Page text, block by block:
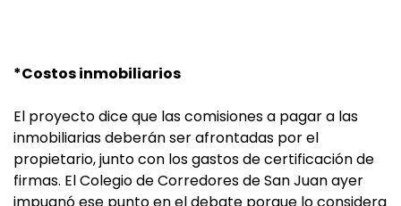
*Costos inmobiliarios
El proyecto dice que las comisiones a pagar a las
inmobiliarias deberán ser afrontadas por el
propietario, junto con los gastos de certificación de
firmas. El Colegio de Corredores de San Juan ayer